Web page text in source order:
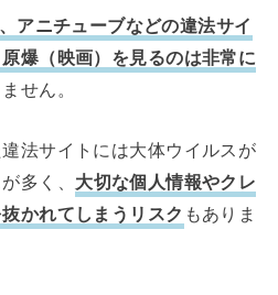
ニチューブなどの違法サイ
爆（映画）を見るのは非常に
せん。
法サイトには大体ウイルスが
多く、 大切な個人情報やクレ
かれてしまうリスク もありま